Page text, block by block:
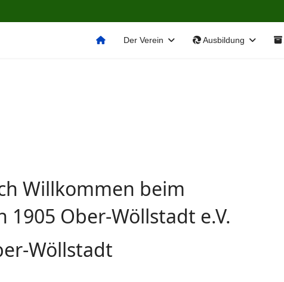
Der Verein Ausbildung
Willkommen beim
1905 Ober-Wöllstadt e.V.
Wöllstadt